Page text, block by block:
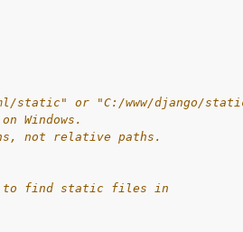
static" or "C:/www/django/
Windows.
not relative paths.
to find static files in